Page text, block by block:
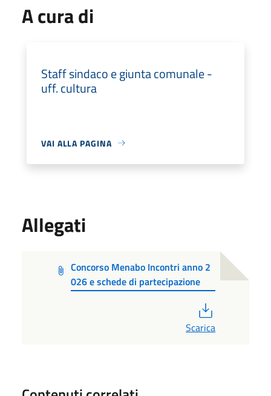
A cura di
Staff sindaco e giunta comunale -
uff. cultura
VAI ALLA PAGINA
Allegati
Concorso Menabo Incontri anno 2
026 e schede di partecipazione
Scarica